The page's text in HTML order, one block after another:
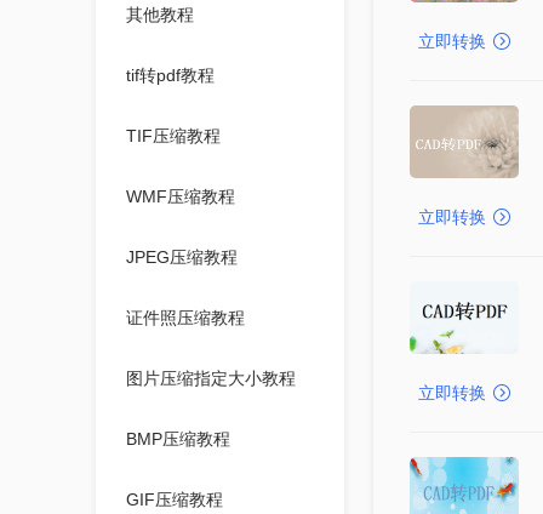
其他教程
tif转pdf教程
TIF压缩教程
WMF压缩教程
JPEG压缩教程
证件照压缩教程
图片压缩指定大小教程
BMP压缩教程
GIF压缩教程
立即转换
立即转换
立即转换